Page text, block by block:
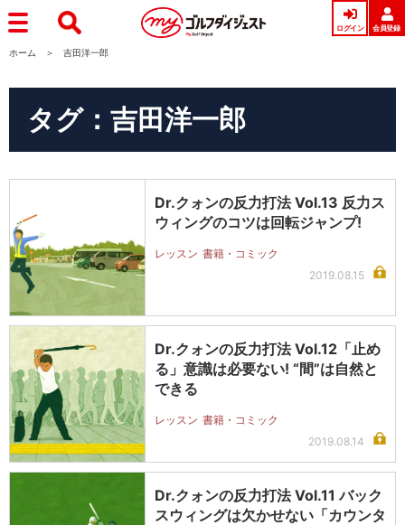
ログイン 会員登録
ホーム 吉田洋一郎
タグ：吉田洋一郎
Dr.クォンの反力打法 Vol.13 反力ス
ウィングのコツは回転ジャンプ!
レッスン 書籍・コミック
2019.08.15
Dr.クォンの反力打法 Vol.12「止め
る」意識は必要ない! “間”は自然と
できる
レッスン 書籍・コミック
2019.08.14
Dr.クォンの反力打法 Vol.11 バック
スウィングは欠かせない「カウンタ